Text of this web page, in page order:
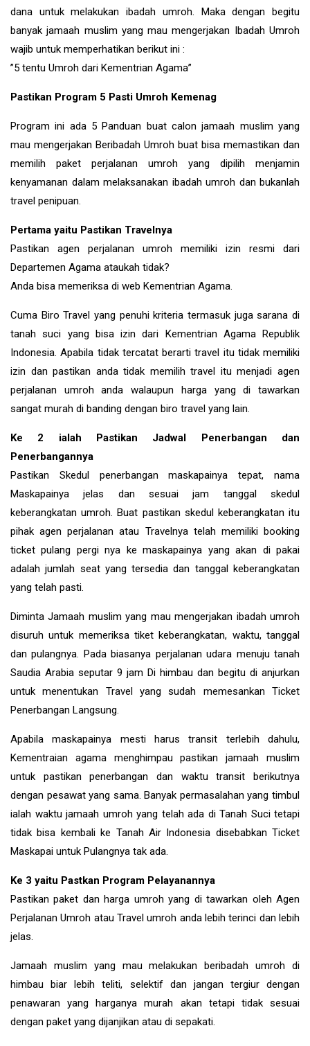
dana untuk melakukan ibadah umroh. Maka dengan begitu
banyak jamaah muslim yang mau mengerjakan Ibadah Umroh
wajib untuk memperhatikan berikut ini :
”5 tentu Umroh dari Kementrian Agama”
Pastikan Program 5 Pasti Umroh Kemenag
Program ini ada 5 Panduan buat calon jamaah muslim yang
mau mengerjakan Beribadah Umroh buat bisa memastikan dan
memilih paket perjalanan umroh yang dipilih menjamin
kenyamanan dalam melaksanakan ibadah umroh dan bukanlah
travel penipuan.
Pertama yaitu Pastikan Travelnya
Pastikan agen perjalanan umroh memiliki izin resmi dari
Departemen Agama ataukah tidak?
Anda bisa memeriksa di web Kementrian Agama.
Cuma Biro Travel yang penuhi kriteria termasuk juga sarana di
tanah suci yang bisa izin dari Kementrian Agama Republik
Indonesia. Apabila tidak tercatat berarti travel itu tidak memiliki
izin dan pastikan anda tidak memilih travel itu menjadi agen
perjalanan umroh anda walaupun harga yang di tawarkan
sangat murah di banding dengan biro travel yang lain.
Ke 2 ialah Pastikan Jadwal Penerbangan dan
Penerbangannya
Pastikan Skedul penerbangan maskapainya tepat, nama
Maskapainya jelas dan sesuai jam tanggal skedul
keberangkatan umroh. Buat pastikan skedul keberangkatan itu
pihak agen perjalanan atau Travelnya telah memiliki booking
ticket pulang pergi nya ke maskapainya yang akan di pakai
adalah jumlah seat yang tersedia dan tanggal keberangkatan
yang telah pasti.
Diminta Jamaah muslim yang mau mengerjakan ibadah umroh
disuruh untuk memeriksa tiket keberangkatan, waktu, tanggal
dan pulangnya. Pada biasanya perjalanan udara menuju tanah
Saudia Arabia seputar 9 jam Di himbau dan begitu di anjurkan
untuk menentukan Travel yang sudah memesankan Ticket
Penerbangan Langsung.
Apabila maskapainya mesti harus transit terlebih dahulu,
Kementraian agama menghimpau pastikan jamaah muslim
untuk pastikan penerbangan dan waktu transit berikutnya
dengan pesawat yang sama. Banyak permasalahan yang timbul
ialah waktu jamaah umroh yang telah ada di Tanah Suci tetapi
tidak bisa kembali ke Tanah Air Indonesia disebabkan Ticket
Maskapai untuk Pulangnya tak ada.
Ke 3 yaitu Pastkan Program Pelayanannya
Pastikan paket dan harga umroh yang di tawarkan oleh Agen
Perjalanan Umroh atau Travel umroh anda lebih terinci dan lebih
jelas.
Jamaah muslim yang mau melakukan beribadah umroh di
himbau biar lebih teliti, selektif dan jangan tergiur dengan
penawaran yang harganya murah akan tetapi tidak sesuai
dengan paket yang dijanjikan atau di sepakati.